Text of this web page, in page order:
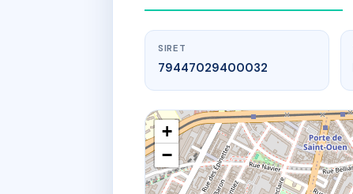
SIRET
79447029400032
+
−